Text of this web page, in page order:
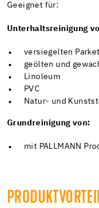
Geeignet für:
Unterhaltsreinigung
versiegelten
geölten und
Linoleum
PVC
Natur- und
Grundreinigung von:
mit PALLMANN